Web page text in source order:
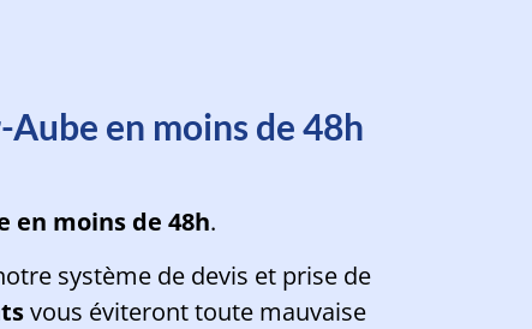
en moins de 48h
en moins de 48h.
système de devis et prise de
vous éviteront toute mauvaise